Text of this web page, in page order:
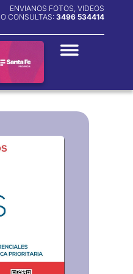
ENVIANOS FOTOS, VIDEOS
O CONSULTAS: 3496 534414